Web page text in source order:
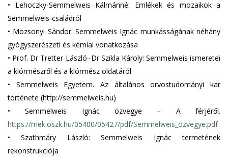
•
Lehoczky-Semmelweis Kálmánné: Emlékek és mozaikok a
Semmelweis-családról
• Mozsonyi Sándor: Semmelweis Ignác munkásságának néhány
gyógyszerészeti és kémiai vonatkozása
• Prof. Dr Tretter László–Dr Szikla Károly: Semmelweis ismeretei
a klórmészről és a klórmész oldatáról
•
Semmelweis Egyetem. Az általános orvostudományi kar
története (http://semmelweis.hu)
•
Semmelweis Ignác özvegye – A férjéről.
https://mek.oszk.hu/05400/05427/pdf/Semmelweis_ozvegye.pdf
•
Szathmáry László: Semmelweis Ignác termetének
rekonstrukciója